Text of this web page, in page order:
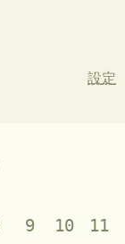
設定
9 10
11